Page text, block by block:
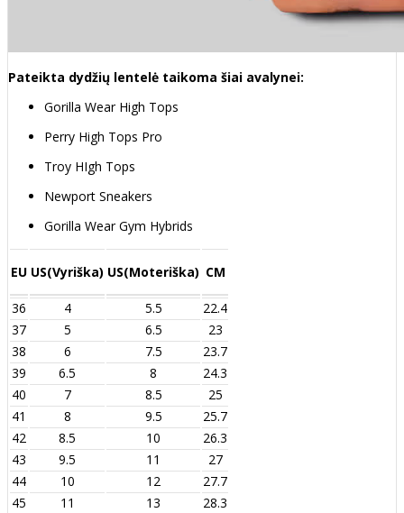
Pateikta dydžių lentelė taikoma šiai avalynei:
Gorilla Wear High Tops
Perry High Tops Pro
Troy HIgh Tops
Newport Sneakers
Gorilla Wear Gym Hybrids
EU US(Vyriška) US(Moteriška) CM
36 4 5.5
22.4
37
5 6.5
23
38
6 7.5
23.7
39
6.5 8
24.3
40
7 8.5
25
41
8 9.5
25.7
42
8.5 10
26.3
43
9.5 11
27
44
10 12
27.7
45
11 13
28.3